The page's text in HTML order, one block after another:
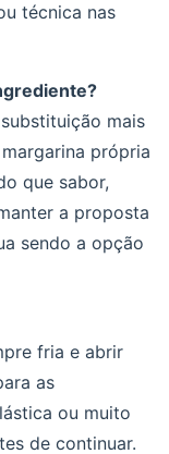
técnica nas
mais
própria
que sabor,
a proposta
sendo a opção
fria e abrir
as
ou muito
de continuar.